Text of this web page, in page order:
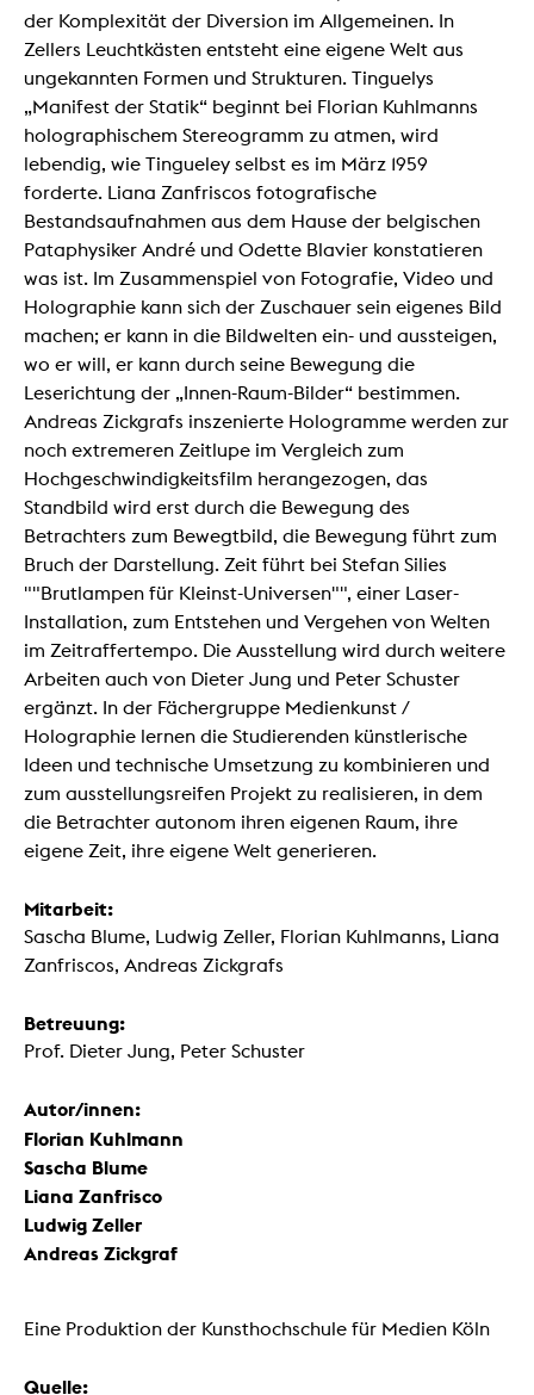
der Komplexität der Diversion im Allgemeinen. In
Zellers Leuchtkästen entsteht eine eigene Welt aus
ungekannten Formen und Strukturen. Tinguelys
„Manifest der Statik“ beginnt bei Florian Kuhlmanns
holographischem Stereogramm zu atmen, wird
lebendig, wie Tingueley selbst es im März 1959
forderte. Liana Zanfriscos fotografische
Bestandsaufnahmen aus dem Hause der belgischen
Pataphysiker André und Odette Blavier konstatieren
was ist. Im Zusammenspiel von Fotografie, Video und
Holographie kann sich der Zuschauer sein eigenes Bild
machen; er kann in die Bildwelten ein- und aussteigen,
wo er will, er kann durch seine Bewegung die
Leserichtung der „Innen-Raum-Bilder“ bestimmen.
Andreas Zickgrafs inszenierte Hologramme werden zur
noch extremeren Zeitlupe im Vergleich zum
Hochgeschwindigkeitsfilm herangezogen, das
Standbild wird erst durch die Bewegung des
Betrachters zum Bewegtbild, die Bewegung führt zum
Bruch der Darstellung. Zeit führt bei Stefan Silies
""Brutlampen für Kleinst-Universen"", einer Laser-
Installation, zum Entstehen und Vergehen von Welten
im Zeitraffertempo. Die Ausstellung wird durch weitere
Arbeiten auch von Dieter Jung und Peter Schuster
ergänzt. In der Fächergruppe Medienkunst /
Holographie lernen die Studierenden künstlerische
Ideen und technische Umsetzung zu kombinieren und
zum ausstellungsreifen Projekt zu realisieren, in dem
die Betrachter autonom ihren eigenen Raum, ihre
eigene Zeit, ihre eigene Welt generieren.
Mitarbeit:
Sascha Blume, Ludwig Zeller, Florian Kuhlmanns, Liana
Zanfriscos, Andreas Zickgrafs
Betreuung:
Prof. Dieter Jung, Peter Schuster
Autor/innen:
Florian Kuhlmann
Sascha Blume
Liana Zanfrisco
Ludwig Zeller
Andreas Zickgraf
Eine Produktion der Kunsthochschule für Medien Köln
Quelle: